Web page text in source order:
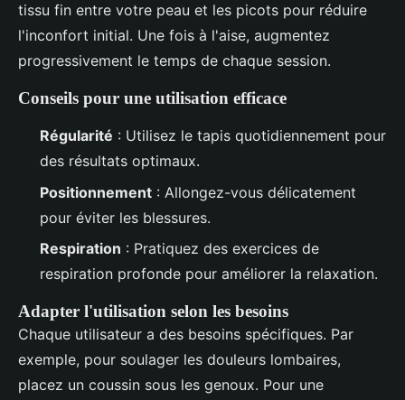
tissu fin entre votre peau et les picots pour réduire
l'inconfort initial. Une fois à l'aise, augmentez
progressivement le temps de chaque session.
Conseils pour une utilisation efficace
Régularité : Utilisez le tapis quotidiennement pour
des résultats optimaux.
Positionnement : Allongez-vous délicatement
pour éviter les blessures.
Respiration : Pratiquez des exercices de
respiration profonde pour améliorer la relaxation.
Adapter l'utilisation selon les besoins
Chaque utilisateur a des besoins spécifiques. Par
exemple, pour soulager les douleurs lombaires,
placez un coussin sous les genoux. Pour une